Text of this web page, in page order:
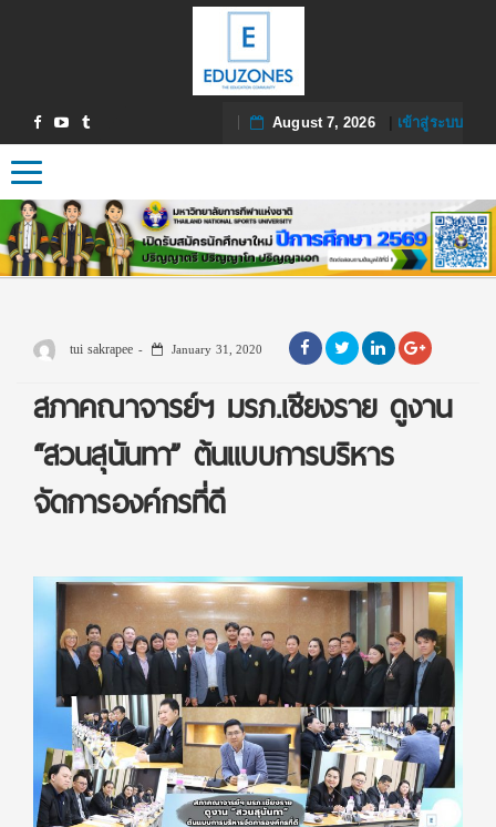
August 7, 2026| เข้าสู่ระบบ
Toggle navigation
tui sakrapee January 31, 2020
สภาคณาจารย์ฯ มรภ.เชียงราย ดูงาน
“สวนสุนันทา” ต้นแบบการบริหาร
จัดการองค์กรที่ดี